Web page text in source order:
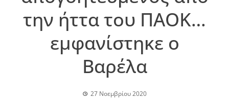
την ήττα του ΠΑΟΚ…
εμφανίστηκε ο
Βαρέλα
27 Νοεμβρίου 2020